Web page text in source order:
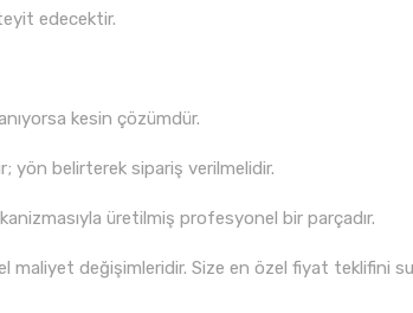
edecektir.
kesin çözümdür.
yön belirterek sipariş verilmelidir.
üretilmiş profesyonel bir parçadır.
değişimleridir. Size en özel fiyat teklifini